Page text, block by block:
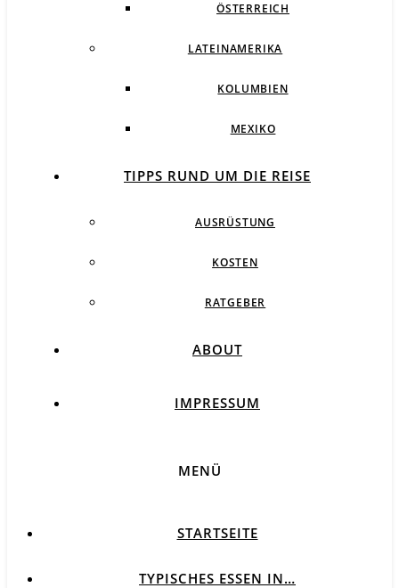
ÖSTERREICH
LATEINAMERIKA
KOLUMBIEN
MEXIKO
TIPPS RUND UM DIE REISE
AUSRÜSTUNG
KOSTEN
RATGEBER
ABOUT
IMPRESSUM
MENÜ
STARTSEITE
TYPISCHES ESSEN IN…